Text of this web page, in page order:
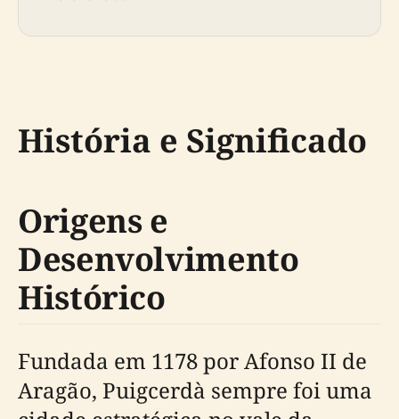
História e Significado
Origens e
Desenvolvimento
Histórico
Fundada em 1178 por Afonso II de
Aragão, Puigcerdà sempre foi uma